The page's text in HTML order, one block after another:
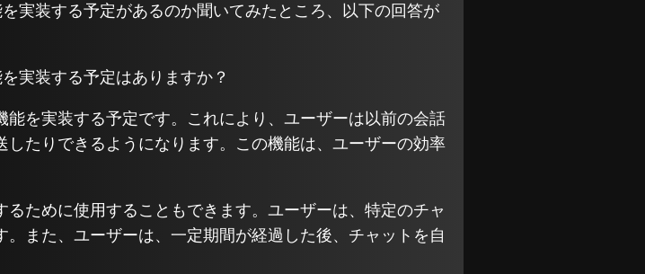
実装する予定があるのか聞いてみたところ、以下の回答が
実装する予定はありますか？
を実装する予定です。これにより、ユーザーは以前の会話
たりできるようになります。この機能は、ユーザーの効率
ために使用することもできます。ユーザーは、特定のチャ
また、ユーザーは、一定期間が経過した後、チャットを自